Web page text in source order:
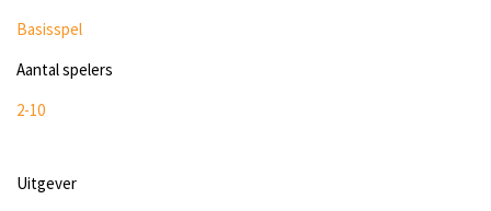
Basisspel
Aantal spelers
2-10
Uitgever